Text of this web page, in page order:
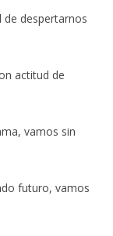
despertarnos
actitud de
vamos sin
futuro, vamos